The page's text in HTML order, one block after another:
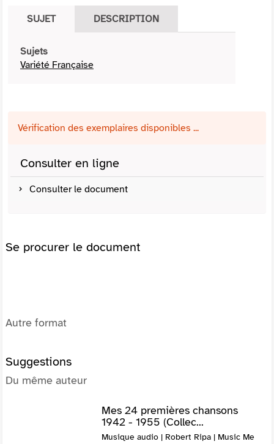
SUJET DESCRIPTION
Sujets
Variété Française
Vérification des exemplaires disponibles ...
Consulter en ligne
Consulter le document
Se procurer le document
Autre format
Suggestions
Du même auteur
Mes 24 premières chansons
1942 - 1955 (Collec...
Musique audio | Robert Ripa | Music Me